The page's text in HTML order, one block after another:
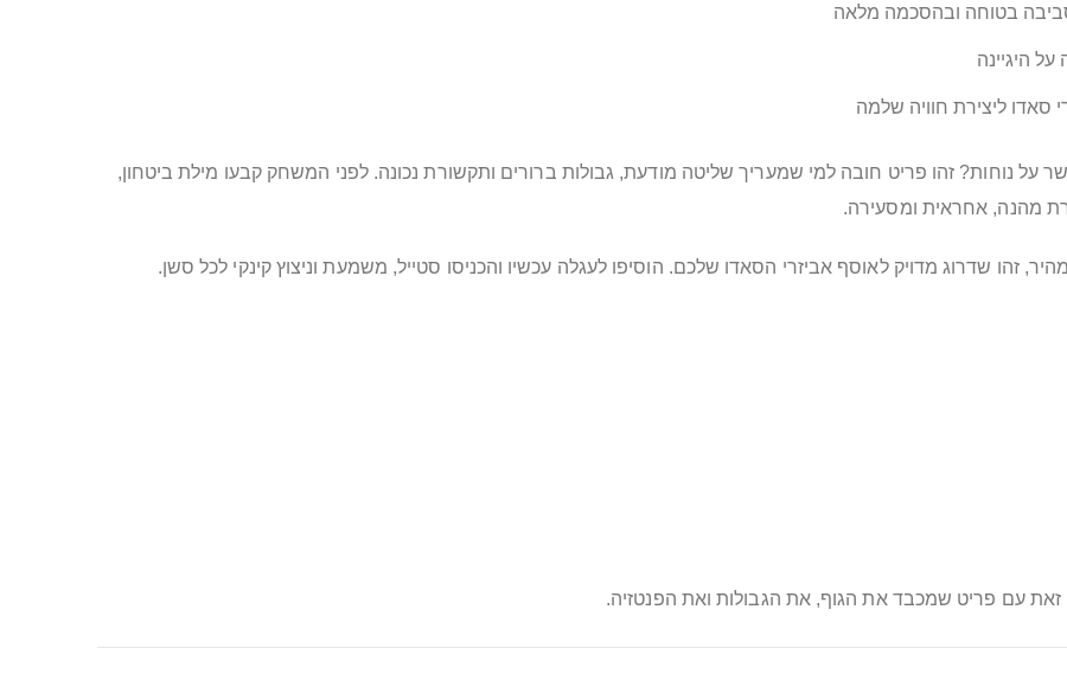
בטוחה ובהסכמה מלאה
היגיינה
סאדו ליצירת חוויה שלמה
על נוחות? זהו פריט חובה למי שמעריך שליטה מודעת, גבולות ברורים ותקשורת נכונה. לפני המשחק קבעו מילת ביטחון,
מהנה, אחראית ומסעירה.
זאת עם פריט שמכבד את הגוף, את הגבולות ואת הפנטזיה.